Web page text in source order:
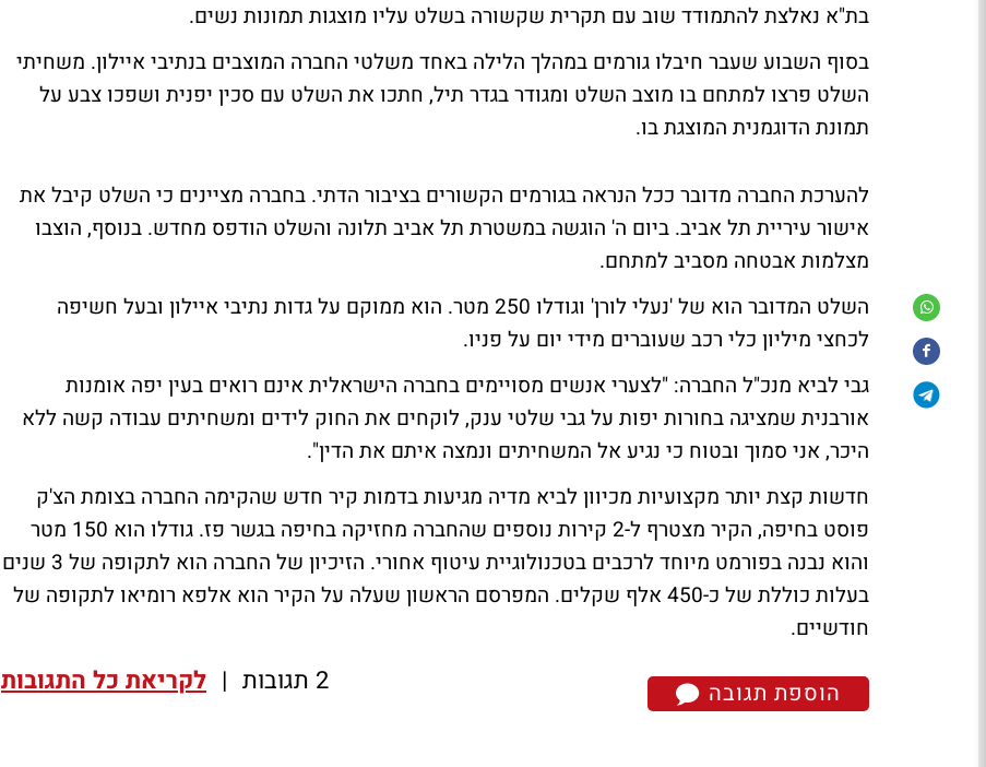
בת"א נאלצת להתמודד שוב עם תקרית שקשורה בשלט עליו מוצגות תמונות נשים.
בסוף השבוע שעבר חיבלו גורמים במהלך הלילה באחד משלטי החברה המוצבים בנתיבי איילון. משחיתי
השלט פרצו למתחם בו מוצב השלט ומגודר בגדר תיל, חתכו את השלט עם סכין יפנית ושפכו צבע על
תמונת הדוגמנית המוצגת בו.
להערכת החברה מדובר ככל הנראה בגורמים הקשורים בציבור הדתי. בחברה מציינים כי השלט קיבל את
אישור עיריית תל אביב. ביום ה' הוגשה במשטרת תל אביב תלונה והשלט הודפס מחדש. בנוסף, הוצבו
מצלמות אבטחה מסביב למתחם.
השלט המדובר הוא של 'נעלי לורן' וגודלו 250 מטר. הוא ממוקם על גדות נתיבי איילון ובעל חשיפה
לכחצי מיליון כלי רכב שעוברים מידי יום על פניו.
גבי לביא מנכ"ל החברה: "לצערי אנשים מסויימים בחברה הישראלית אינם רואים בעין יפה אומנות
אורבנית שמציגה בחורות יפות על גבי שלטי ענק, לוקחים את החוק לידים ומשחיתים עבודה קשה ללא
היכר, אני סמוך ובטוח כי נגיע אל המשחיתים ונמצה איתם את הדין".
חדשות קצת יותר מקצועיות מכיוון לביא מדיה מגיעות בדמות קיר חדש שהקימה החברה בצומת הצ'ק
פוסט בחיפה, הקיר מצטרף ל-2 קירות נוספים שהחברה מחזיקה בחיפה בגשר פז. גודלו הוא 150 מטר
והוא נבנה בפורמט מיוחד לרכבים בטכנולוגיית עיטוף אחורי. הזיכיון של החברה הוא לתקופה של 3 שנים
בעלות כוללת של כ-450 אלף שקלים. המפרסם הראשון שעלה על הקיר הוא אלפא רומיאו לתקופה של
חודשיים.
הוספת תגובה 2 תגובות | לקריאת כל התגובות